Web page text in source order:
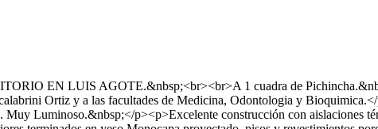
EN LUIS AGOTE.&nbsp;<br><br>A 1 cuadra de
Ortiz y a las facultades de Medicina, Odontologia y
Luminoso.&nbsp;</p><p>Excelente construcción con aislaciones